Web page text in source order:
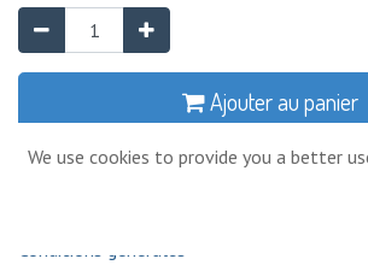
Ajouter au panier
Ajouter à la liste de souhaits
Conditions générales
We use cookies to provide you a better